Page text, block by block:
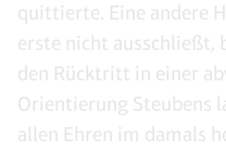
quittierte. Eine andere
erste nicht ausschließt,
den Rücktritt in einer
Orientierung Steubens
allen Ehren im damals